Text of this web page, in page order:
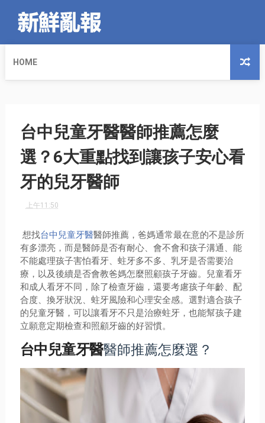
HOME
台中兒童牙醫醫師推薦怎麼
選？6大重點找到讓孩子安心看
牙的兒牙醫師
上午11:50
想找台中兒童牙醫醫師推薦，爸媽通常最在意的不是診所
有多漂亮，而是醫師是否有耐心、會不會和孩子溝通、能
不能處理孩子害怕看牙、蛀牙多不多、乳牙是否需要治
療，以及後續是否會教爸媽怎麼照顧孩子牙齒。兒童看牙
和成人看牙不同，除了檢查牙齒，還要考慮孩子年齡、配
合度、換牙狀況、蛀牙風險和心理安全感。選對適合孩子
的兒童牙醫，可以讓看牙不只是治療蛀牙，也能幫孩子建
立願意定期檢查和照顧牙齒的好習慣。
台中兒童牙醫醫師推薦怎麼選？